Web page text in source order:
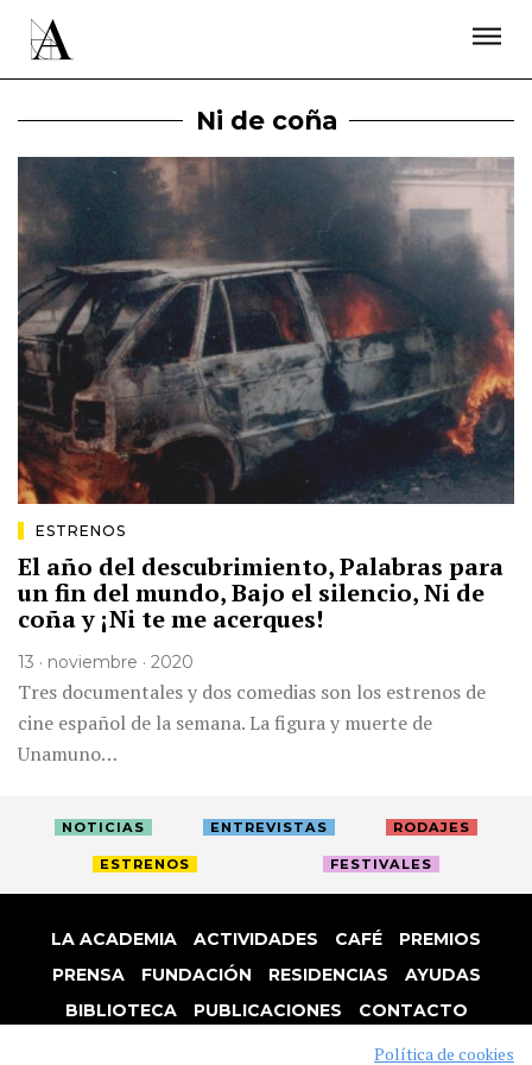
Ni de coña
ESTRENOS
El año del descubrimiento, Palabras para
un fin del mundo, Bajo el silencio, Ni de
coña y ¡Ni te me acerques!
13 · noviembre · 2020
Tres documentales y dos comedias son los estrenos de
cine español de la semana. La figura y muerte de
Unamuno…
NOTICIAS ENTREVISTAS RODAJES
ESTRENOS FESTIVALES
LA ACADEMIA ACTIVIDADES CAFÉ
PREMIOS
PRENSA
FUNDACIÓN RESIDENCIAS
AYUDAS
BIBLIOTECA
PUBLICACIONES
CONTACTO
COOKIES
ÚNETE A LA ACADEMIA DE CINE
PRENSA
NEWSLETTER
Política de cookies